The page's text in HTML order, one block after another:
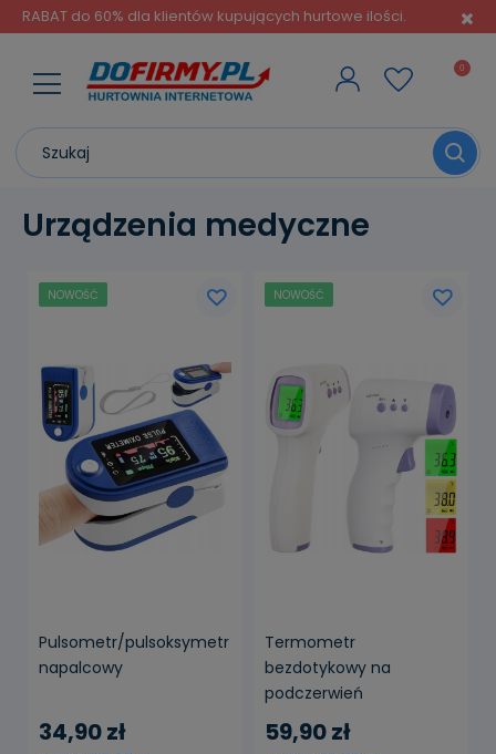
RABAT do 60% dla klientów kupujących hurtowe ilości.
Urządzenia medyczne
Pulsometr/pulsoksymetr
napalcowy
34,90 zł
NOWOŚĆ
Termometr
bezdotykowy na
podczerwień
59,90 zł
NOWOŚĆ